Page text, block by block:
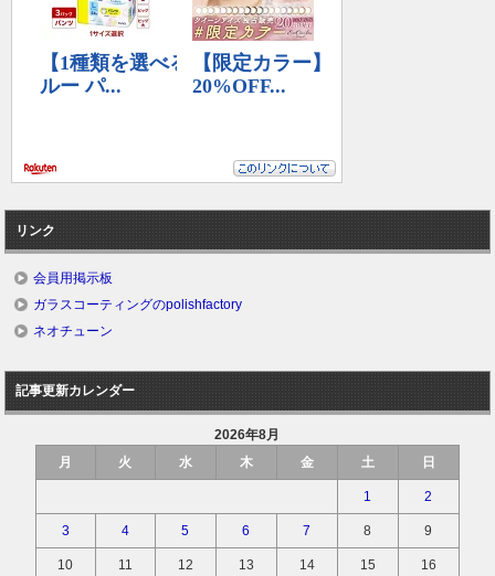
リンク
会員用掲示板
ガラスコーティングのpolishfactory
ネオチューン
記事更新カレンダー
2026年8月
月
火 水 木 金 土 日
1 2
3 4 5 6 7 8 9
10 11 12 13 14 15 16